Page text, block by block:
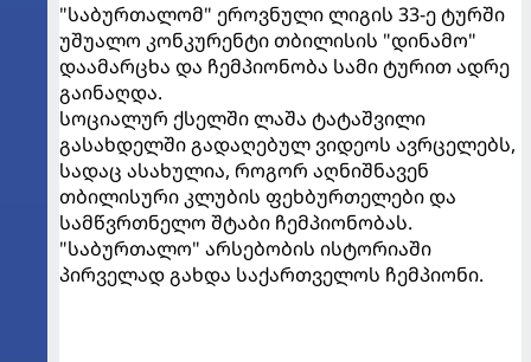
"საბურთალომ" ეროვნული ლიგის 33-ე ტურში
უშუალო კონკურენტი თბილისის "დინამო"
დაამარცხა და ჩემპიონობა სამი ტურით ადრე
გაინაღდა.
სოციალურ ქსელში ლაშა ტატაშვილი
გასახდელში გადაღებულ ვიდეოს ავრცელებს,
სადაც ასახულია, როგორ აღნიშნავენ
თბილისური კლუბის ფეხბურთელები და
სამწვრთნელო შტაბი ჩემპიონობას.
"საბურთალო" არსებობის ისტორიაში
პირველად გახდა საქართველოს ჩემპიონი.